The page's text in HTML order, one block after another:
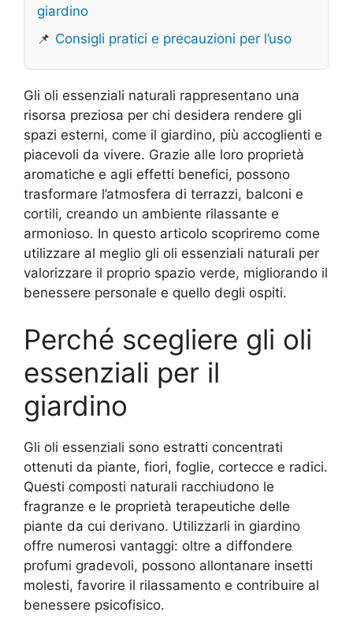
giardino
📌 Consigli pratici e precauzioni per l’uso
Gli oli essenziali naturali rappresentano una
risorsa preziosa per chi desidera rendere gli
spazi esterni, come il giardino, più accoglienti e
piacevoli da vivere. Grazie alle loro proprietà
aromatiche e agli effetti benefici, possono
trasformare l’atmosfera di terrazzi, balconi e
cortili, creando un ambiente rilassante e
armonioso. In questo articolo scopriremo come
utilizzare al meglio gli oli essenziali naturali per
valorizzare il proprio spazio verde, migliorando il
benessere personale e quello degli ospiti.
Perché scegliere gli oli
essenziali per il
giardino
Gli oli essenziali sono estratti concentrati
ottenuti da piante, fiori, foglie, cortecce e radici.
Questi composti naturali racchiudono le
fragranze e le proprietà terapeutiche delle
piante da cui derivano. Utilizzarli in giardino
offre numerosi vantaggi: oltre a diffondere
profumi gradevoli, possono allontanare insetti
molesti, favorire il rilassamento e contribuire al
benessere psicofisico.